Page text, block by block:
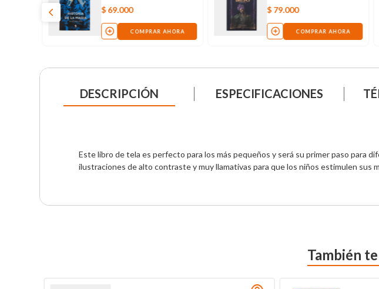
$ 69.000
COMPRAR AHORA
$ 79.000
COMPRAR AHORA
DESCRIPCIÓN ESPECIFICACIONES
Este libro de tela es perfecto para los más pequeños y será su primer paso para
ilustraciones de alto contraste y muy llamativas para que los niños estimulen sus
También